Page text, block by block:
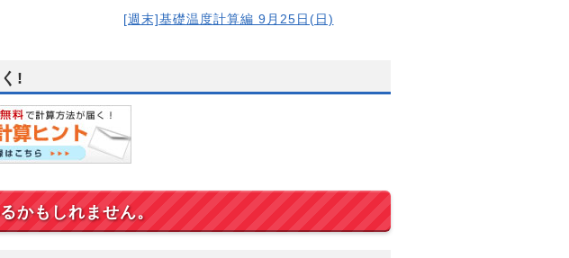
[週末]基礎温度計算編 9月25日(日)
!
かもしれません。